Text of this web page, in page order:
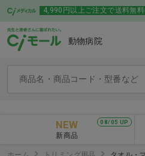
4,990円以上ご注文で送料無
動物病院
08/05 UP
NEW
新商品